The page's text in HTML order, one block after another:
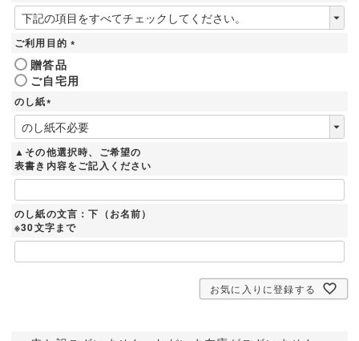
(
必
ご利用目的
必
須
贈答品
ご自宅用
のし紙
(
必
須
)
▲その他選択時、ご希望の
表書き内容をご記入ください
のし紙の文言：下（お名前）
※30文字まで
お気に入りに登録する